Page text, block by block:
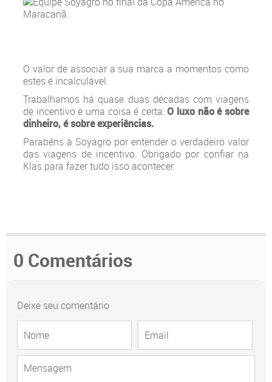
O valor de associar a sua marca a momentos como
estes é incalculável.
Trabalhamos há quase duas décadas com viagens
de incentivo e uma coisa é certa:O luxo não é sobre
dinheiro, é sobre experiências.
Parabéns à Soyagro por entender o verdadeiro valor
das viagens de incentivo. Obrigado por confiar na
Klas para fazer tudo isso acontecer.
0 Comentários
Deixe seu comentário